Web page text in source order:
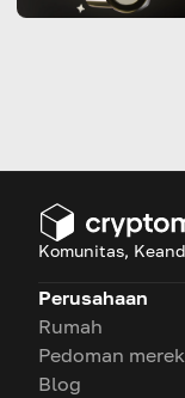
Komunitas,
Perusahaan
Rumah
Pedoman merek
Blog